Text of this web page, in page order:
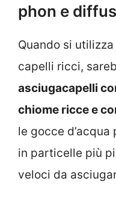
phon e
Quando si
capelli ricci,
asciugacapelli
chiome ricce e
le gocce
in particelle più
veloci da